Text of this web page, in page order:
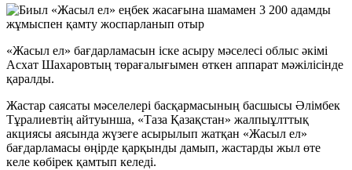
«Жасыл ел» бағдарламасын іске асыру мәселесі облыс әкімі
Асхат Шахаровтың төрағалығымен өткен аппарат мәжілісінде
қаралды.
Жастар саясаты мәселелері басқармасының басшысы Әлімбек
Тұралиевтің айтуынша, «Таза Қазақстан» жалпыұлттық
акциясы аясында жүзеге асырылып жатқан «Жасыл ел»
бағдарламасы өңірде қарқынды дамып, жастарды жыл өте
келе көбірек қамтып келеді.